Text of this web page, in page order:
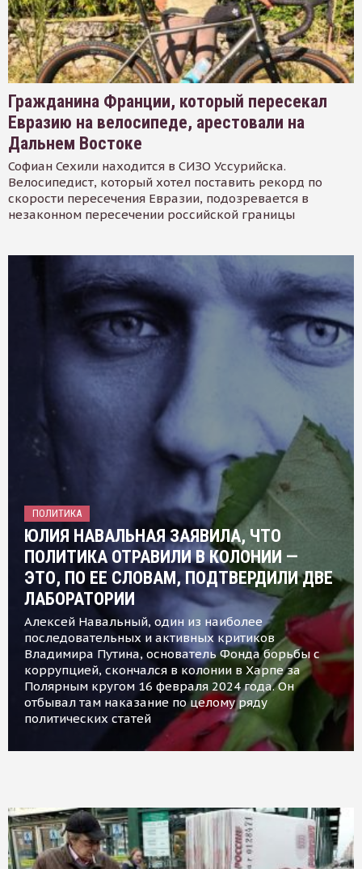
Гражданина Франции, который пересекал
Евразию на велосипеде, арестовали на
Дальнем Востоке
Софиан Сехили находится в СИЗО Уссурийска.
Велосипедист, который хотел поставить рекорд по
скорости пересечения Евразии, подозревается в
незаконном пересечении российской границы
ПОЛИТИКА
ЮЛИЯ НАВАЛЬНАЯ ЗАЯВИЛА, ЧТО
ПОЛИТИКА ОТРАВИЛИ В КОЛОНИИ —
ЭТО, ПО ЕЕ СЛОВАМ, ПОДТВЕРДИЛИ ДВЕ
ЛАБОРАТОРИИ
Алексей Навальный, один из наиболее
последовательных и активных критиков
Владимира Путина, основатель Фонда борьбы с
коррупцией, скончался в колонии в Харпе за
Полярным кругом 16 февраля 2024 года. Он
отбывал там наказание по целому ряду
политических статей